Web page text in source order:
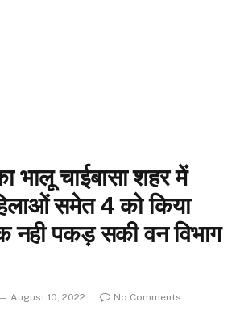
चाईबासा शहर में
समेत 4 को किया
नही पकड़ सकी वन विभाग
August 10, 2022
No Comments